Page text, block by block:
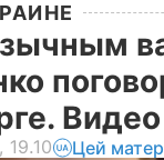
Видео
19.10 Цей